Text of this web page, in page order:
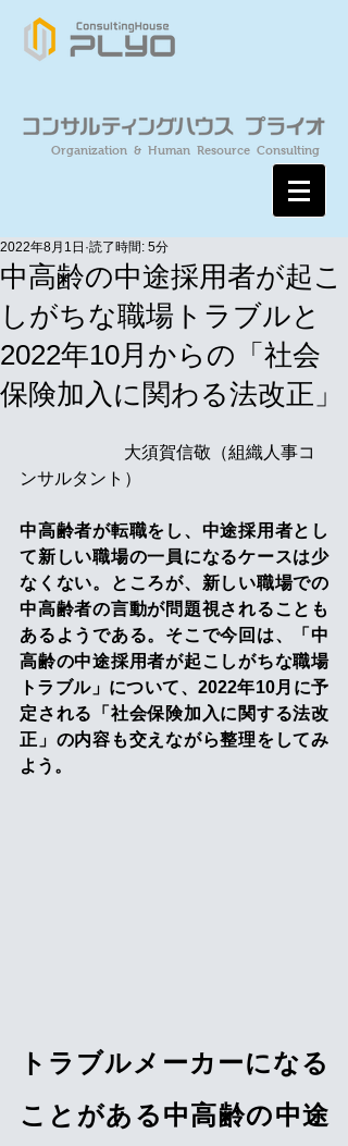
Organization & Human Resource Consulting
中高齢の中途採用者が起こ
しがちな職場トラブルと
2022年10月からの「社会
保険加入に関わる法改正」
2022年8月1日 読了時間: 5分
大須賀信敬（組織人事コ
ンサルタント）
中高齢者が転職をし、中途採用者とし
て新しい職場の一員になるケースは少
なくない。ところが、新しい職場での
中高齢者の言動が問題視されることも
あるようである。そこで今回は、「中
高齢の中途採用者が起こしがちな職場
トラブル」について、2022年10月に予
定される「社会保険加入に関する法改
正」の内容も交えながら整理をしてみ
よう。
トラブルメーカーになる
ことがある中高齢の中途